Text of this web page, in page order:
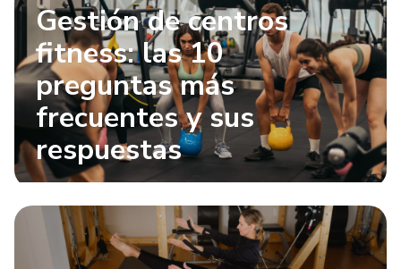
Gestión de centros
fitness: las 10
preguntas más
frecuentes y sus
respuestas